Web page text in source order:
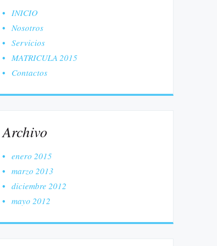
INICIO
Nosotros
Servicios
MATRICULA 2015
Contactos
Archivo
enero 2015
marzo 2013
diciembre 2012
mayo 2012